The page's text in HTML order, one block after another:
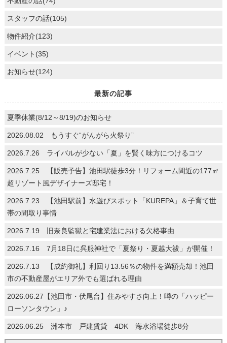
スタッフの話(105)
物件紹介(123)
イベント(35)
お知らせ(124)
最新の記事
夏季休業(8/12～8/19)のお知らせ
2026.08.02 もうすぐ“がんがら火祭り”
2026.7.26 ライバルが少ない「夏」を賢く味方につけるコツ
2026.7.25 【販売予告】池田駅徒歩3分！リフォーム間近の177㎡
超リゾート風デザイナーズ邸宅！
2026.7.23 【池田駅前】水遊びスポット「KUREPA」＆子育て世
帯の間取り事情
2026.7.19 旧奈良監獄と宅建業法における欠格事由
2026.7.16 7月18日に呉服神社で「夏祭り・夏越大祓」が開催！
2026.7.13 【成約御礼】利回り13.56％の物件を満額売却！池田
市の不動産屋がエリア外でも選ばれる理由
2026.06.27【池田市・伏尾台】住みやすさ向上！噂の「ハッピー
ローソンタウン」♪
2026.06.25 洲本市 戸建賃貸 4DK 海水浴場徒歩8分